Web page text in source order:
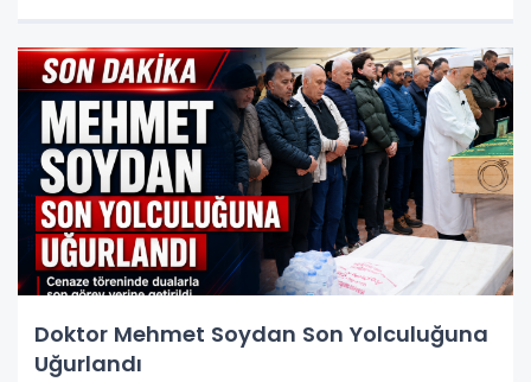
Doktor Mehmet Soydan Son Yolculuğuna
Uğurlandı